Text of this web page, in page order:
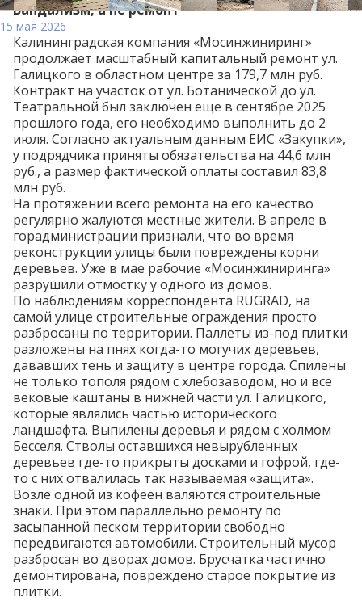
Вандализм, а не ремонт
15 мая 2026
Калининградская компания «Мосинжиниринг»
продолжает масштабный капитальный ремонт ул.
Галицкого в областном центре за 179,7 млн руб.
Контракт на участок от ул. Ботанической до ул.
Театральной был заключен еще в сентябре 2025
прошлого года, его необходимо выполнить до 2
июля. Согласно актуальным данным ЕИС «Закупки»,
у подрядчика приняты обязательства на 44,6 млн
руб., а размер фактической оплаты составил 83,8
млн руб.
На протяжении всего ремонта на его качество
регулярно жалуются местные жители. В апреле в
горадминистрации признали, что во время
реконструкции улицы были повреждены корни
деревьев. Уже в мае рабочие «Мосинжиниринга»
разрушили отмостку у одного из домов.
По наблюдениям корреспондента RUGRAD, на
самой улице строительные ограждения просто
разбросаны по территории. Паллеты из-под плитки
разложены на пнях когда-то могучих деревьев,
дававших тень и защиту в центре города. Спилены
не только тополя рядом с хлебозаводом, но и все
вековые каштаны в нижней части ул. Галицкого,
которые являлись частью исторического
ландшафта. Выпилены деревья и рядом с холмом
Бесселя. Стволы оставшихся невырубленных
деревьев где-то прикрыты досками и гофрой, где-
то с них отвалилась так называемая «защита».
Возле одной из кофеен валяются строительные
знаки. При этом параллельно ремонту по
засыпанной песком территории свободно
передвигаются автомобили. Строительный мусор
разбросан во дворах домов. Брусчатка частично
демонтирована, повреждено старое покрытие из
плитки.